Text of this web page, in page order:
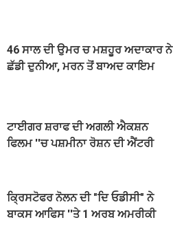
46 ਸਾਲ ਦੀ ਉਮਰ ਚ ਮਸ਼ਹੂਰ ਅਦਾਕਾਰ ਨੇ
ਛੱਡੀ ਦੁਨੀਆ, ਮਰਨ ਤੋਂ ਬਾਅਦ ਕਾਇਮ
ਟਾਈਗਰ ਸ਼ਰਾਫ ਦੀ ਅਗਲੀ ਐਕਸ਼ਨ
ਫਿਲਮ ''ਚ ਪਸ਼ਮੀਨਾ ਰੋਸ਼ਨ ਦੀ ਐਂਟਰੀ
ਕ੍ਰਿਸਟੋਫਰ ਨੋਲਨ ਦੀ "ਦਿ ਓਡੀਸੀ" ਨੇ
ਬਾਕਸ ਆਫਿਸ ''ਤੇ 1 ਅਰਬ ਅਮਰੀਕੀ